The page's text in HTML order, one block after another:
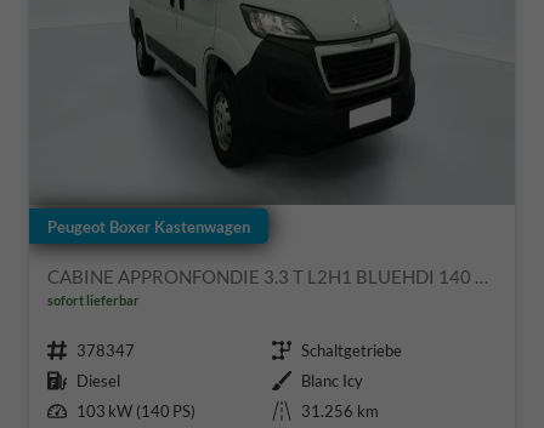
Peugeot Boxer Kastenwagen
CABINE APPRONFONDIE 3.3 T L2H1 BLUEHDI 140 S&S BVM6
sofort lieferbar
Fahrzeugnr. 378347 Getriebe Schaltgetriebe
Kraftstoff Diesel Außenfarbe Blanc Icy
Leistung 103 kW (140 PS) Kilometerstand 31.256 km